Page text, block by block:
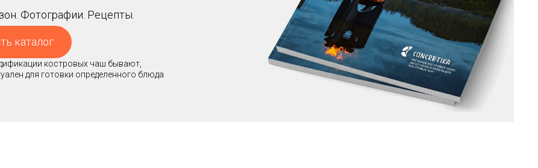
Фотографии. Рецепты.
каталог
костровых чаш бывают,
для готовки определенного блюда